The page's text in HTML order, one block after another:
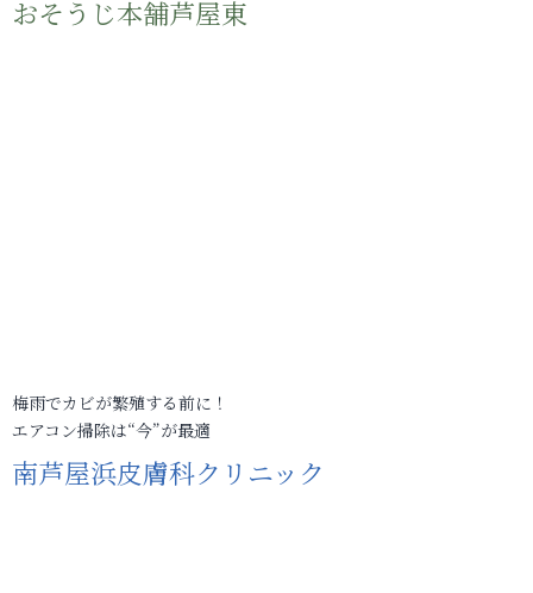
おそうじ本舗芦屋東
梅雨でカビが繁殖する前に！
エアコン掃除は“今”が最適
南芦屋浜皮膚科クリニック